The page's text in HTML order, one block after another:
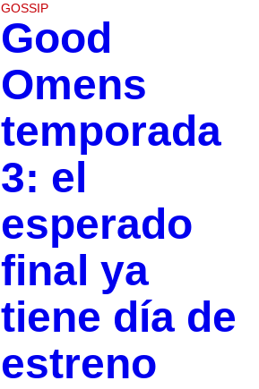
GOSSIP
Good
Omens
temporada
3: el
esperado
final ya
tiene día de
estreno